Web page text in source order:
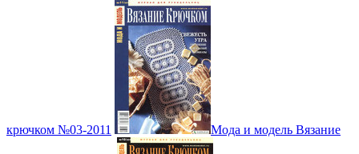
крючком №03-2011 Мода и модель Вязание